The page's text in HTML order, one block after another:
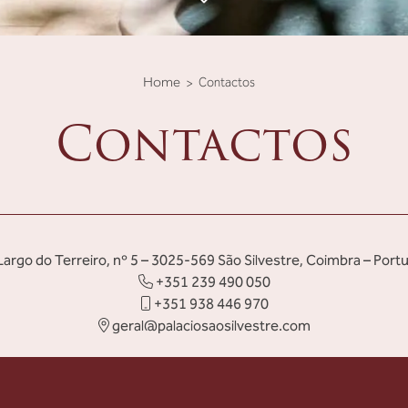
Home Contactos
Contactos
do Terreiro, nº 5 – 3025-569 São Silvestre, Coimbra –
+351 239 490 050
+351 938 446 970
geral@palaciosaosilvestre.com